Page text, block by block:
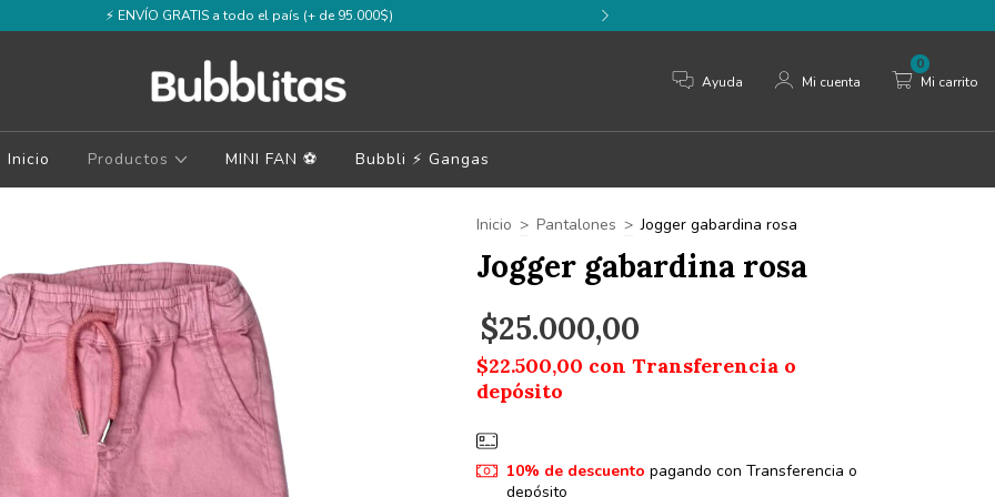
⚡️ ENVÍO GRATIS a todo el país (+ de 95.000$)
Ayuda Mi cuenta Mi carrito
0
Inicio Productos MINI FAN ⚽️ Bubbli ⚡️ Gangas
Inicio > Pantalones > Jogger gabardina rosa
Jogger gabardina rosa
$25.000,00
$22.500,00 con Transferencia o
depósito
10% de descuento pagando con Transferencia o
depósito